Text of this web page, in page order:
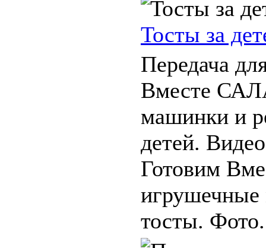
Тосты за
Передача
Вместе
машинки и
детей.
Готовим
тосты.